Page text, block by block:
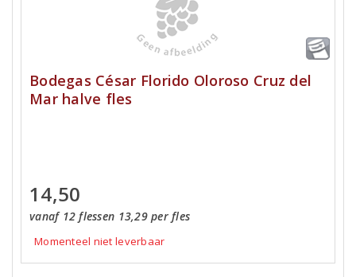
Bodegas César Florido Oloroso Cruz del
Mar halve fles
14,50
vanaf 12 flessen 13,29 per fles
Momenteel niet leverbaar